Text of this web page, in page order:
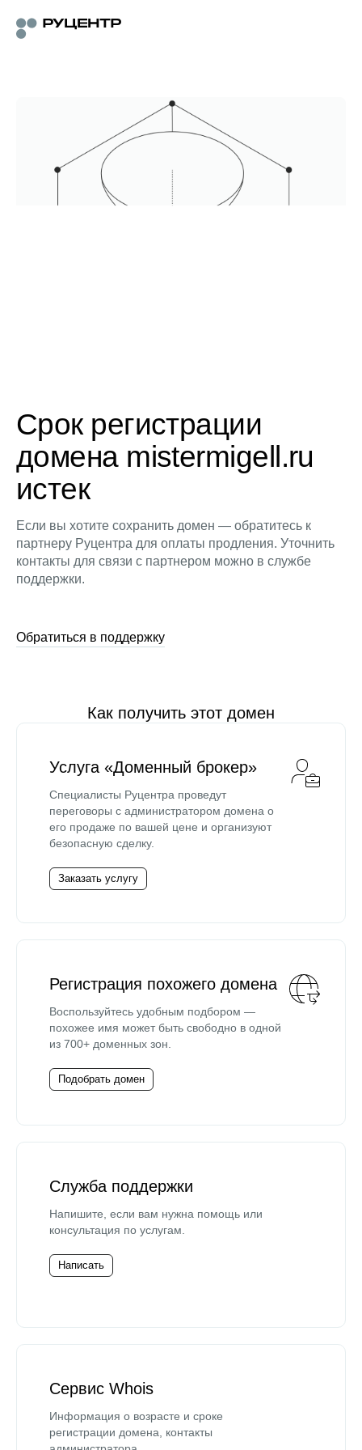
Срок регистрации
домена mistermigell.ru
истек
Если вы хотите сохранить домен — обратитесь к
партнеру Руцентра для оплаты продления. Уточнить
контакты для связи с партнером можно в службе
поддержки.
Обратиться в поддержку
Как получить этот домен
Услуга «Доменный брокер»
Специалисты Руцентра проведут
переговоры с администратором домена о
его продаже по вашей цене и организуют
безопасную сделку.
Заказать услугу
Регистрация похожего домена
Воспользуйтесь удобным подбором —
похожее имя может быть свободно в одной
из 700+ доменных зон.
Подобрать домен
Служба поддержки
Напишите, если вам нужна помощь или
консультация по услугам.
Написать
Сервис Whois
Информация о возрасте и сроке
регистрации домена, контакты